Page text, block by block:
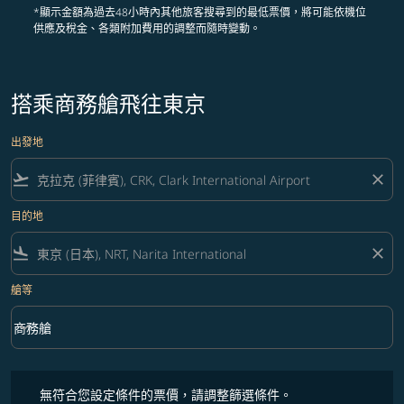
*顯示金額為過去48小時內其他旅客搜尋到的最低票價，將可能依機位
供應及稅金、各類附加費用的調整而隨時變動。
搭乘商務艙飛往東京
出發地
flight_takeoff close
目的地
flight_land close
艙等
艙等 option 商務艙 Selected
商務艙
keyboard_arrow_down
無符合您設定條件的票價，請調整篩選條件。